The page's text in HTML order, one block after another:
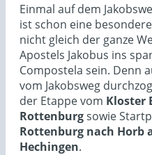
Einmal auf dem
ist schon eine
nicht gleich der ganze
Apostels Jakobus ins
Compostela sein. Denn
vom Jakobsweg
der Etappe vom Kloster
Rottenburgsowie
Rottenburg nach Horb
Hechingen.